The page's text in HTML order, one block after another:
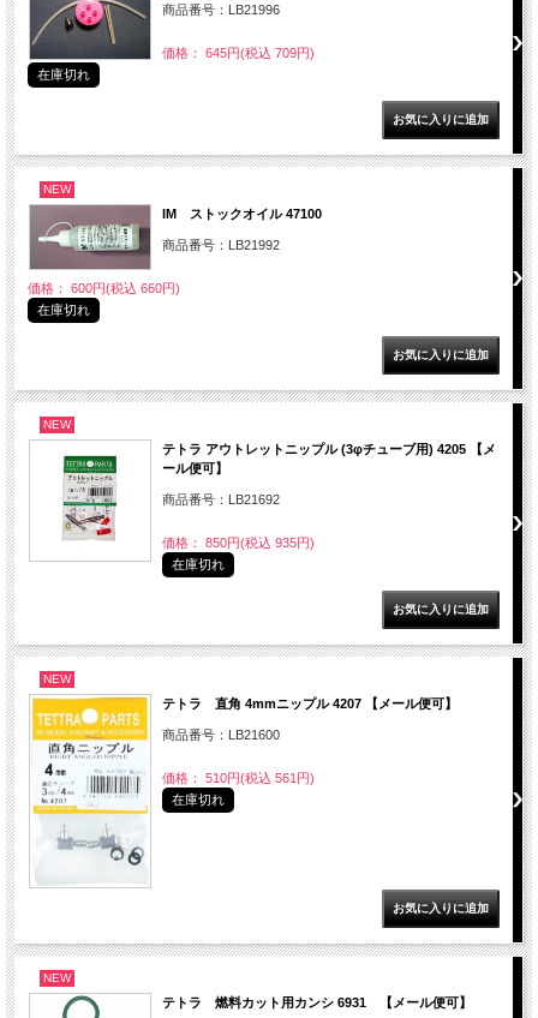
商品番号：LB21996
価格： 645円(税込 709円)
在庫切れ
NEW
IM ストックオイル 47100
商品番号：LB21992
価格： 600円(税込 660円)
在庫切れ
NEW
テトラ アウトレットニップル (3φチューブ用) 4205 【メ
ール便可】
商品番号：LB21692
価格： 850円(税込 935円)
在庫切れ
NEW
テトラ 直角 4mmニップル 4207 【メール便可】
商品番号：LB21600
価格： 510円(税込 561円)
在庫切れ
NEW
テトラ 燃料カット用カンシ 6931 【メール便可】